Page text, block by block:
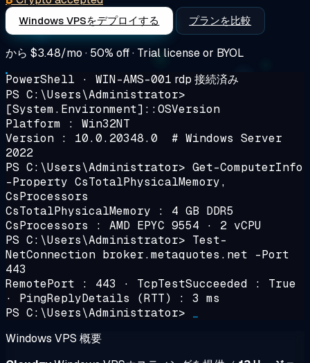
Windows VPSをデプロイする プランを比較
から $3.48/mo · 50% off · Trial license or BYOL
PowerShell · WIN-AMS-001 rdp 接続済み
PS C:\Users\Administrator>
[System.Environment]::OSVersion
Platform : Win32NT
Version : 10.0.20348.0 # Windows Server
2022
PS C:\Users\Administrator> Get-ComputerInfo
-Property CsTotalPhysicalMemory,
CsProcessors
CsTotalPhysicalMemory : 4 GB DDR5
CsProcessors : AMD EPYC 9554 · 2 vCPU
PS C:\Users\Administrator> Test-
NetConnection broker.metaquotes.net -Port
443
RemotePort : 443 · TcpTestSucceeded : True
· PingReplyDetails (RTT) : 3 ms
PS C:\Users\Administrator>
Windows VPS 概要